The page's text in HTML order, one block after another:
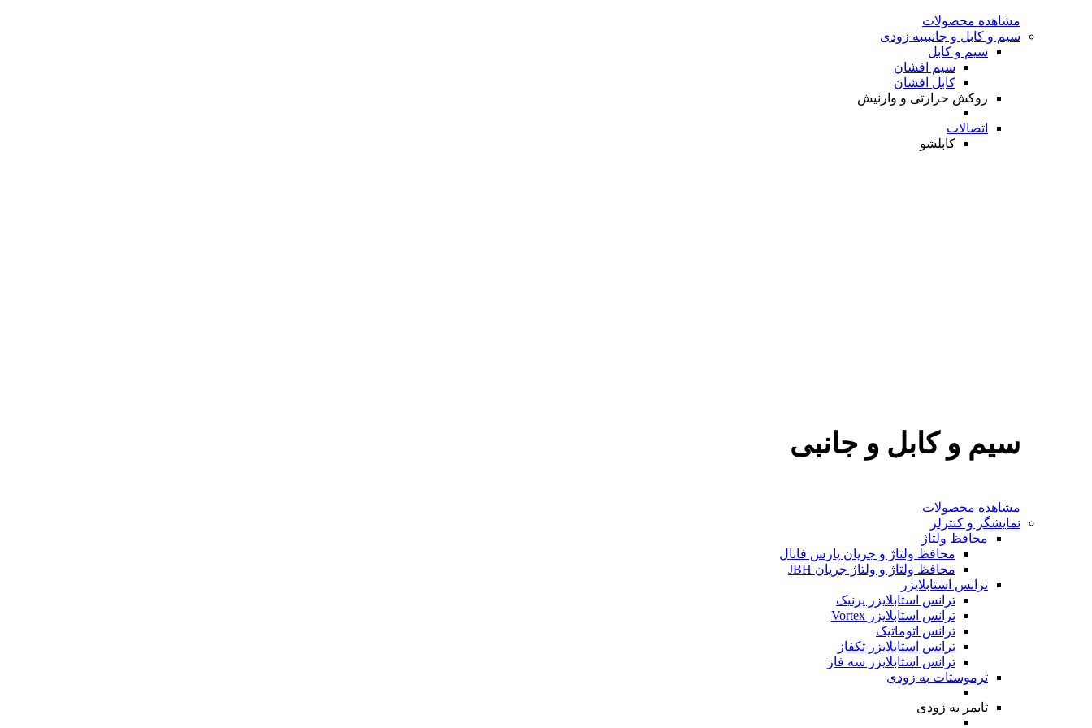
مشاهده محصولات
سیم و کابل و جانبیبه زودی
سیم و کابل
سیم افشان
کابل افشان
روکش حرارتی و وارنیش
اتصالات
کابلشو
سیم و کابل و جانبی
مشاهده محصولات
نمایشگر و کنترلر
محافظ ولتاژ
محافظ ولتاژ و جریان پارس فانال
محافظ ولتاژ و ولتاژ جریان JBH
ترانس استابلایزر
ترانس استابلایزر پرنیک
ترانس استابلایزر Vortex
ترانس اتوماتیک
ترانس استابلایزر تکفاز
ترانس استابلایزر سه فاز
ترموستات به‌ زودی
تایمر به‌ زودی